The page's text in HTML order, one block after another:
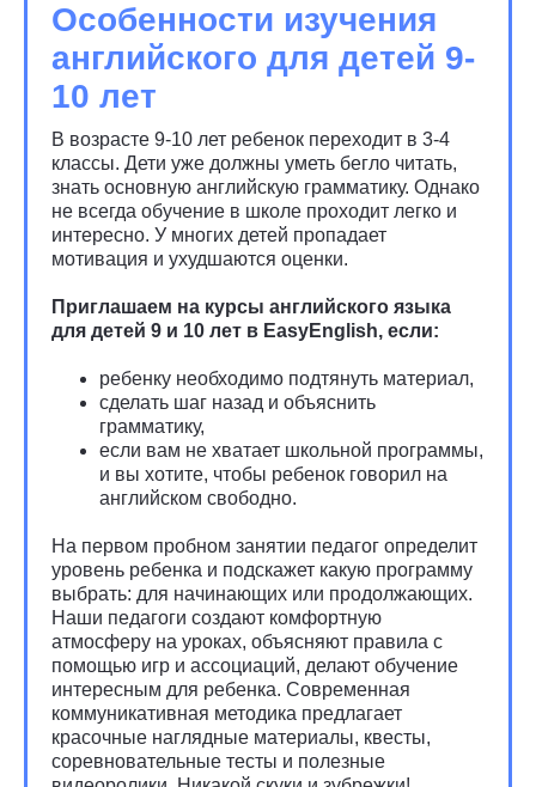
Особенности изучения
английского для детей 9-
10 лет
В возрасте 9-10 лет ребенок переходит в 3-4
классы. Дети уже должны уметь бегло читать,
знать основную английскую грамматику. Однако
не всегда обучение в школе проходит легко и
интересно. У многих детей пропадает
мотивация и ухудшаются оценки.
Приглашаем на курсы английского языка
для детей 9 и 10 лет в EasyEnglish, если:
ребенку необходимо подтянуть материал,
сделать шаг назад и объяснить
грамматику,
если вам не хватает школьной программы,
и вы хотите, чтобы ребенок говорил на
английском свободно.
На первом пробном занятии педагог определит
уровень ребенка и подскажет какую программу
выбрать: для начинающих или продолжающих.
Наши педагоги создают комфортную
атмосферу на уроках, объясняют правила с
помощью игр и ассоциаций, делают обучение
интересным для ребенка. Современная
коммуникативная методика предлагает
красочные наглядные материалы, квесты,
соревновательные тесты и полезные